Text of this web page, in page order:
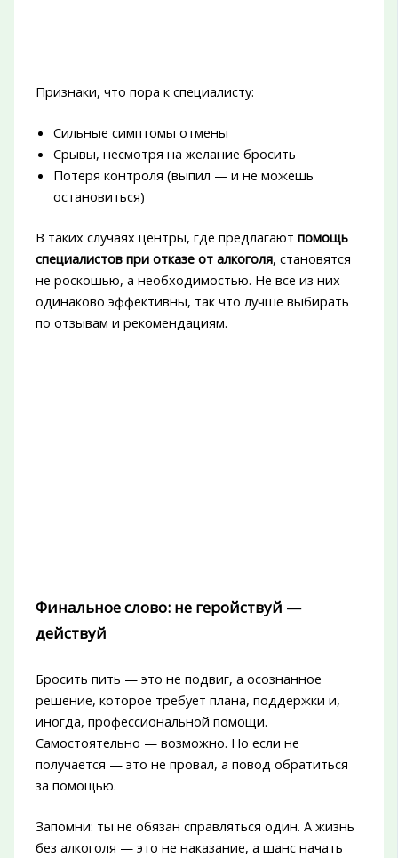
Признаки, что пора к специалисту:
Сильные симптомы отмены
Срывы, несмотря на желание бросить
Потеря контроля (выпил — и не можешь
остановиться)
В таких случаях центры, где предлагают помощь
специалистов при отказе от алкоголя, становятся
не роскошью, а необходимостью. Не все из них
одинаково эффективны, так что лучше выбирать
по отзывам и рекомендациям.
Финальное слово: не геройствуй —
действуй
Бросить пить — это не подвиг, а осознанное
решение, которое требует плана, поддержки и,
иногда, профессиональной помощи.
Самостоятельно — возможно. Но если не
получается — это не провал, а повод обратиться
за помощью.
Запомни: ты не обязан справляться один. А жизнь
без алкоголя — это не наказание, а шанс начать